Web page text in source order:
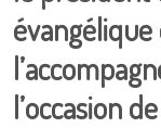
l’occasion